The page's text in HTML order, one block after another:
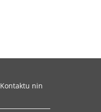
Kontaktu nin